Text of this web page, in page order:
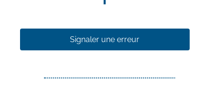
Signaler une erreur